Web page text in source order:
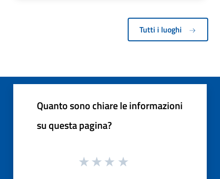
Tutti i luoghi
Quanto sono chiare le informazioni
su questa pagina?